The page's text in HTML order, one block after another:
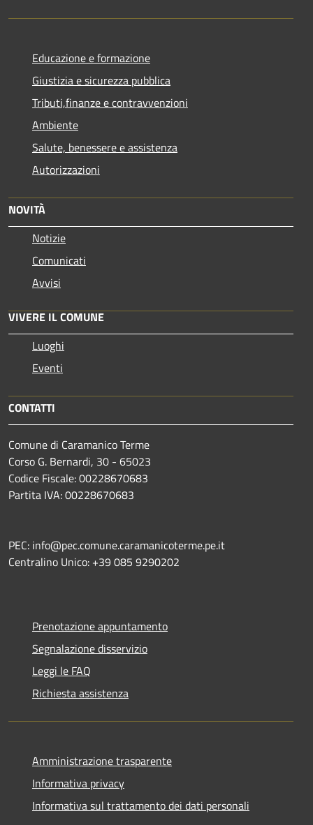
Educazione e formazione
Giustizia e sicurezza pubblica
Tributi,finanze e contravvenzioni
Ambiente
Salute, benessere e assistenza
Autorizzazioni
NOVITÀ
Notizie
Comunicati
Avvisi
VIVERE IL COMUNE
Luoghi
Eventi
CONTATTI
Comune di Caramanico Terme
Corso G. Bernardi, 30 - 65023
Codice Fiscale: 00228670683
Partita IVA: 00228670683
PEC: info@pec.comune.caramanicoterme.pe.it
Centralino Unico: +39 085 9290202
Prenotazione appuntamento
Segnalazione disservizio
Leggi le FAQ
Richiesta assistenza
Amministrazione trasparente
Informativa privacy
Informativa sul trattamento dei dati personali